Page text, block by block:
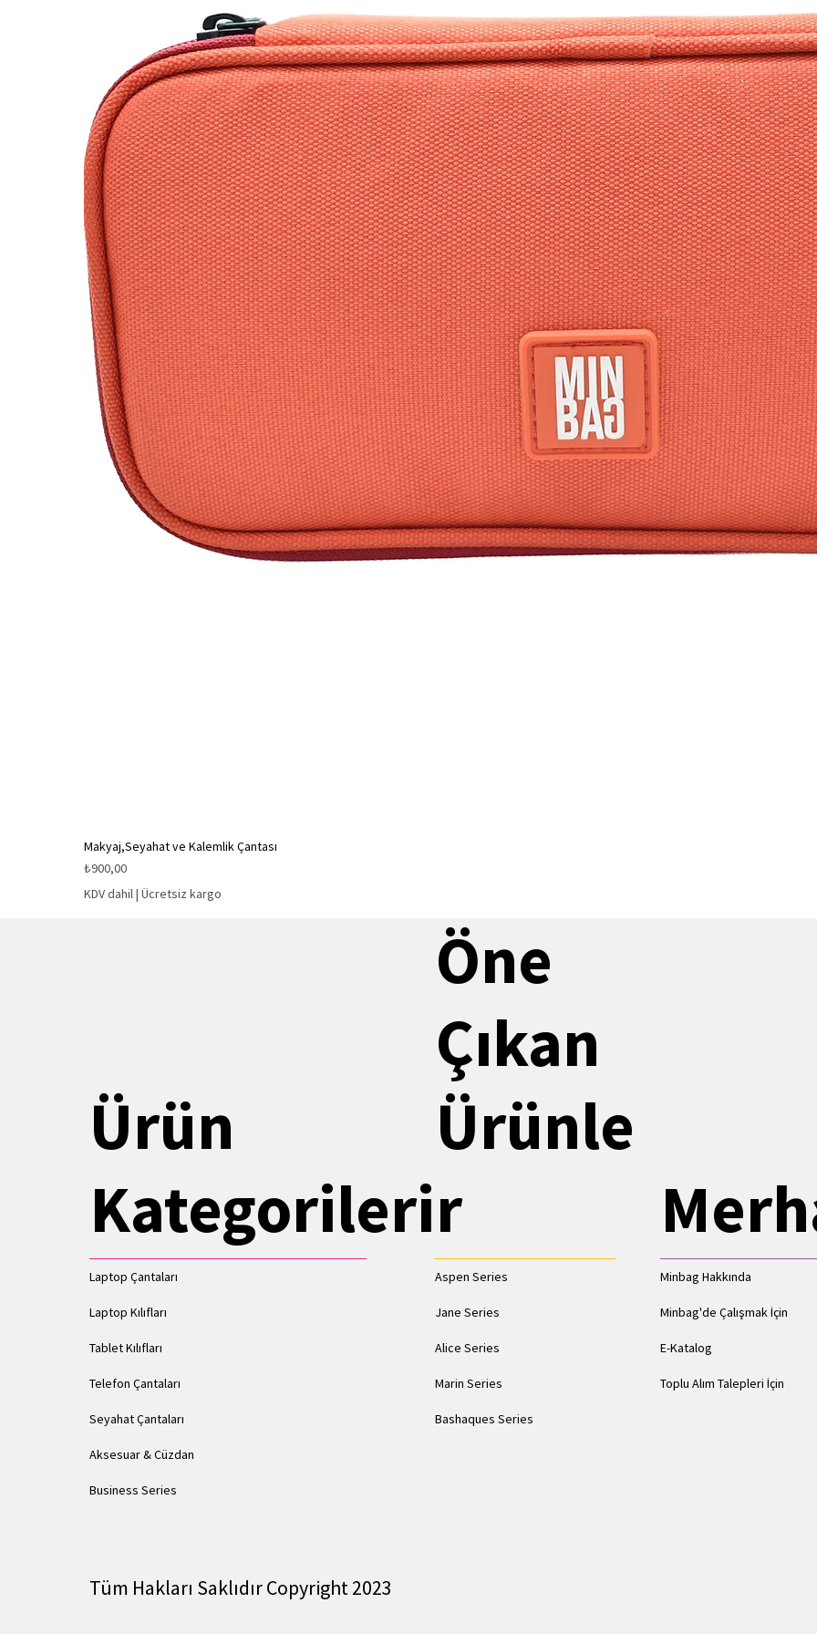
Makyaj,Seyahat ve Kalemlik Çantası
Fiyat
₺900,00
KDV dahil |Ücretsiz kargo
Laptop Çantaları
Laptop Kılıfları
Tablet Kılıfları
Telefon Çantaları
Seyahat Çantaları
Aksesuar & Cüzdan
Business Series
Aspen Series
Jane Series
Alice Series
Marin Series
Bashaques Series
Minbag Hakkında
Minbag'de Çalışmak İçin
E-Katalog
Toplu Alım Talepleri İçin
Ürün
Kategorileri
Öne
Çıkan
Ürünle
r
Tüm Hakları Saklıdır Copyright 2023